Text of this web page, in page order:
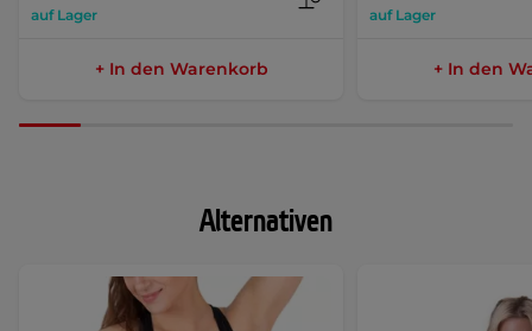
auf Lager
+ In den Warenkorb
auf Lager
+ In den
Alternativen